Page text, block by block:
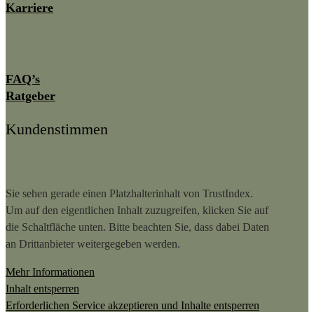
Karriere
FAQ’s
Ratgeber
Kundenstimmen
Sie sehen gerade einen Platzhalterinhalt von TrustIndex.
Um auf den eigentlichen Inhalt zuzugreifen, klicken Sie auf
die Schaltfläche unten. Bitte beachten Sie, dass dabei Daten
an Drittanbieter weitergegeben werden.
Mehr Informationen
Inhalt entsperren
Erforderlichen Service akzeptieren und Inhalte entsperren